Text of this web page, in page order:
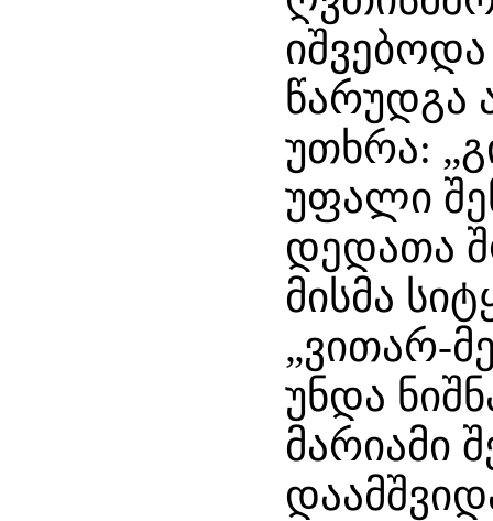
წარუდგა
უთხრა:
უფალი
დედათა
მისმა
„ვითარ-
უნდა
მარიამი